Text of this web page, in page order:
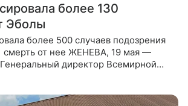
более 130
Эболы
более 500 случаев подозрения
смерть от нее ЖЕНЕВА, 19 мая —
директор Всемирной